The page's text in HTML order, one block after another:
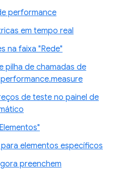
performance
em tempo real
na faixa "Rede"
pilha de chamadas de
de teste no painel de
elementos específicos
preenchem